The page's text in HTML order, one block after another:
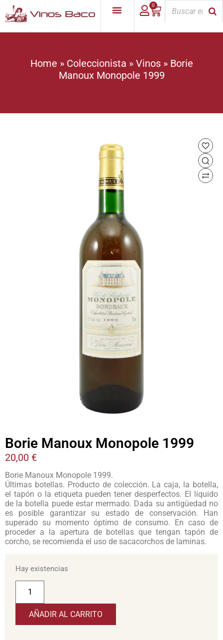
0
Home » Coleccionista » Vinos» Borie
Manoux Monopole 1999
Borie Manoux Monopole 1999
20,00 €
Borie Manoux Monopole 1999.
Últimas botellas. Producto de colección. La caja, la botella,
el tapón o la etiqueta pueden tener desperfectos. El líquido
de la botella puede estar mermado. Dada su antigüedad no
es posible garantizar su estado de conservación. Han
superado su momento óptimo de consumo. En caso de
proceder a la apertura de botellas que tengan tapón de
corcho, se recomienda el uso de sacacorchos de laminas.
Hay existencias
AÑADIR AL CARRITO